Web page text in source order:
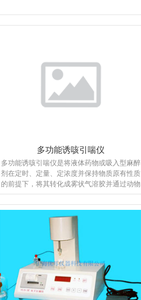
多功能诱咳引喘仪
多功能诱咳引喘仪是将液体药物或吸入型麻醉
剂在定时、定量、定浓度并保持物质原有性质
的前提下，将其转化成雾状气溶胶并通过动物
的呼吸系统进入动物的体内，使小动物出现
喘、咳、麻醉等症状，以此来研究防止和治疗
此类症状或使用此症状的仪器。该仪器是一种
多用途的实验仪器，除了用于药理的诱咳、引
喘实验，同时也可用于小动物的麻醉、染毒及
药物喷剂型的药效检测和模拟高湿度环境，是
一种教学与科研兼用的仪器